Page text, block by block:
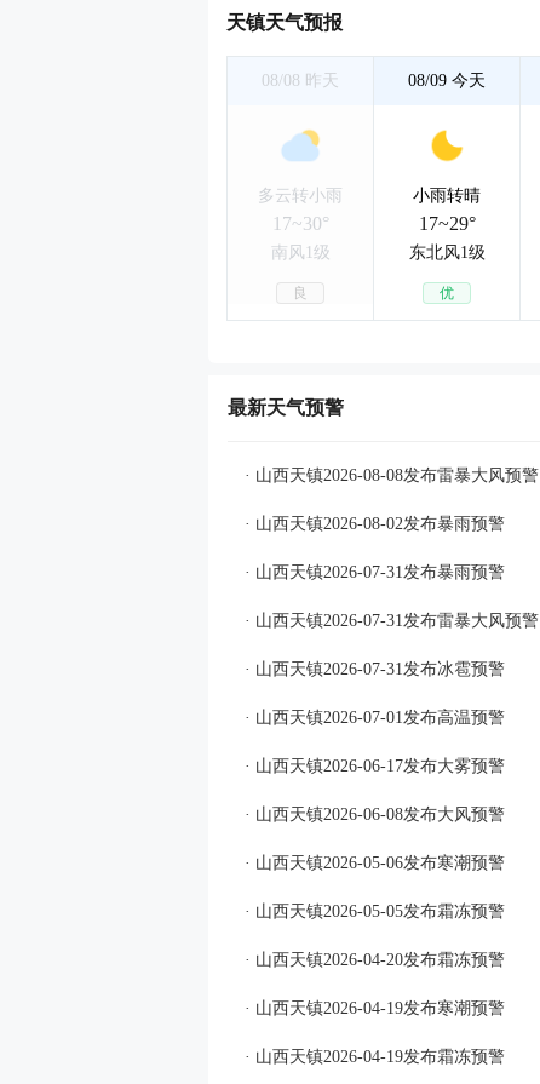
天镇天气预报
08/08 昨天
多云转小雨
17~30°
南风1级
良
08/09 今天
小雨转晴
17~29°
东北风1级
优
最新天气预警
· 山西天镇2026-08-08发布雷暴大风预警
· 山西天镇2026-08-02发布暴雨预警
· 山西天镇2026-07-31发布暴雨预警
· 山西天镇2026-07-31发布雷暴大风预警
· 山西天镇2026-07-31发布冰雹预警
· 山西天镇2026-07-01发布高温预警
· 山西天镇2026-06-17发布大雾预警
· 山西天镇2026-06-08发布大风预警
· 山西天镇2026-05-06发布寒潮预警
· 山西天镇2026-05-05发布霜冻预警
· 山西天镇2026-04-20发布霜冻预警
· 山西天镇2026-04-19发布寒潮预警
· 山西天镇2026-04-19发布霜冻预警